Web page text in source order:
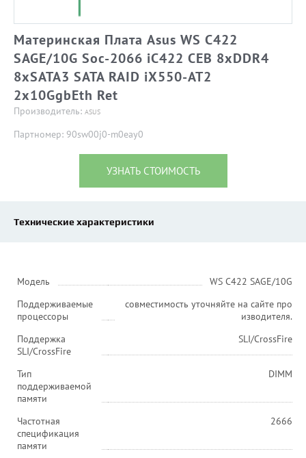
Материнская Плата Asus WS C422
SAGE/10G Soc-2066 iC422 CEB 8xDDR4
8xSATA3 SATA RAID iX550-AT2
2х10GgbEth Ret
Производитель: ASUS
Партномер: 90sw00j0-m0eay0
УЗНАТЬ СТОИМОСТЬ
Технические характеристики
Модель
WS C422 SAGE/10G
Поддерживаемые
процессоры
совместимость уточняйте на сайте про
изводителя.
Поддержка
SLI/CrossFire
SLI/CrossFire
Тип
поддерживаемой
памяти
DIMM
Частотная
спецификация
памяти
2666